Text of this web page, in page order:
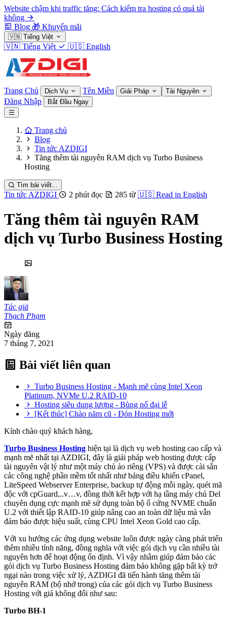
Website chậm khi traffic tăng: Cách kiểm tra hosting có quá tải
không
Blog 🎁 Khuyến mãi
🇻🇳 Tiếng Việt
🇻🇳 Tiếng Việt 🇺🇸 English
Trang Chủ Dịch Vụ Tên Miền Giải Pháp Tài Nguyên
Đăng Nhập Bắt Đầu Ngay
Trang chủ
Blog
Tin tức AZDIGI
Tăng thêm tài nguyên RAM dịch vụ Turbo Business
Hosting
Tìm bài viết...
Tin tức AZDIGI 2 phút đọc 285 từ 🇺🇸 Read in English
Tăng thêm tài nguyên RAM
dịch vụ Turbo Business Hosting
Tác giả
Thạch Phạm
Ngày đăng
7 tháng 7, 2021
Bài viết liên quan
Turbo Business Hosting - Mạnh mẽ cùng Intel Xeon
Platinum, NVMe U.2 RAID-10
Hosting siêu dung lượng - Bùng nổ đại lễ
[Kết thúc] Chào năm cũ - Đón Hosting mới
Kính chào quý khách hàng,
Turbo Business Hosting hiện tại là dịch vụ web hosting cao cấp và
mạnh mẽ nhất tại AZDIGI, đây là giải pháp web hosting được cấp
tài nguyên vật lý như một máy chủ ảo riêng (VPS) và được cài sẵn
các công nghệ phần mềm tốt nhất như bảng điều khiển cPanel,
LiteSpeed Webserver Enterprise, backup tự động mỗi ngày, quét mã
độc với cpGuard,..v…v, đồng thời kết hợp với hạ tầng máy chủ Del
chuyên dụng cực mạnh mẽ sử dụng toàn bộ ổ cứng NVME chuẩn
U.2 với thiết lập RAID-10 giúp nâng cao an toàn dữ liệu mà vẫn
đảm bảo được hiệu suất, cùng CPU Intel Xeon Gold cao cấp.
Với xu hướng các ứng dụng website luôn được ngày càng phát triển
thêm nhiều tính năng, đồng nghĩa với việc gói dịch vụ cần nhiều tài
nguyên hơn để hoạt động ổn định. Vì vậy nhằm giúp đảm bảo các
gói dịch vụ Turbo Business Hosting đảm bảo không gặp bất kỳ trở
ngại nào trong việc xử lý, AZDIGI đã tiến hành tăng thêm tài
nguyên RAM (bộ nhớ trong) của các gói dịch vụ Turbo Business
Hosting với giá không đổi như sau:
Turbo BH-1